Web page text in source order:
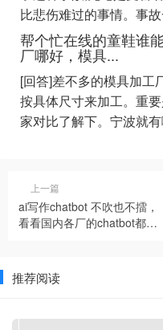
比悲伤难过的事情。事
帮个忙在线的童鞋谁
厂哪好，模具...
[回答]差不多的模具加工
按具体尺寸来加工。重
家对比了解下。宁波就
上一篇
ai写作chatbot 不吹也不擂，
看看国内各厂的chatbot都进
推荐阅读